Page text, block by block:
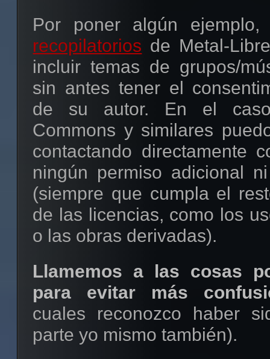
Por poner algún
recopilatorios de Metal-
incluir temas de grupos/
sin antes tener el
de su autor. En el
Commons y similares
contactando directamente
ningún permiso adicional
(siempre que cumpla el
de las licencias, como los
o las obras derivadas).
Llamemos a las cosas
para evitar más
cuales reconozco haber
parte yo mismo también).